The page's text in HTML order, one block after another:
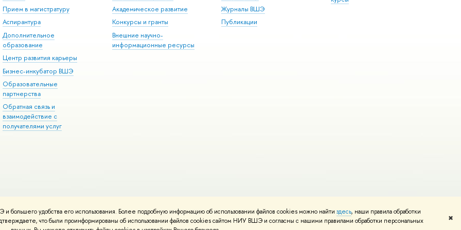
удобства его использования. Более подробную информацию об использовании файлов cookies можно найти здесь, наши правила обработки
что были проинформированы об использовании файлов cookies сайтом НИУ ВШЭ и согласны с нашими правилами обработки персональных
✖
Прием в магистратуру
Аспирантура
Дополнительное
образование
Центр развития карьеры
Бизнес-инкубатор ВШЭ
Образовательные
партнерства
Обратная связь и
взаимодействие с
получателями услуг
Академическое развитие
Конкурсы и гранты
Внешние научно-
информационные ресурсы
Журналы ВШЭ
Публикации
Редактору
Условия использования материалов Политика конфиденциальности Карта сайта
вШколе дизайна НИУ ВШЭ